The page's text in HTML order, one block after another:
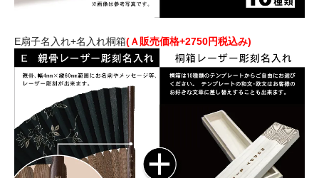
E扇子名入れ+名入れ桐箱(Ａ販売価格+2750円税込み)